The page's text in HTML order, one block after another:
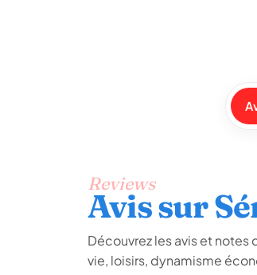
Reviews
Avis sur
Découvrez les avis et notes
vie, loisirs, dynamisme